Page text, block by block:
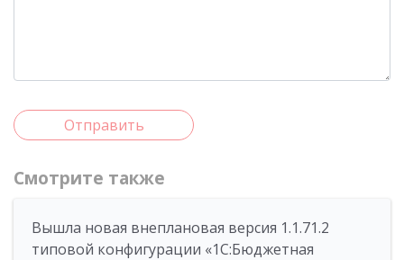
Отправить
Смотрите также
Вышла новая внеплановая версия 1.1.71.2
типовой конфигурации «1C:Бюджетная